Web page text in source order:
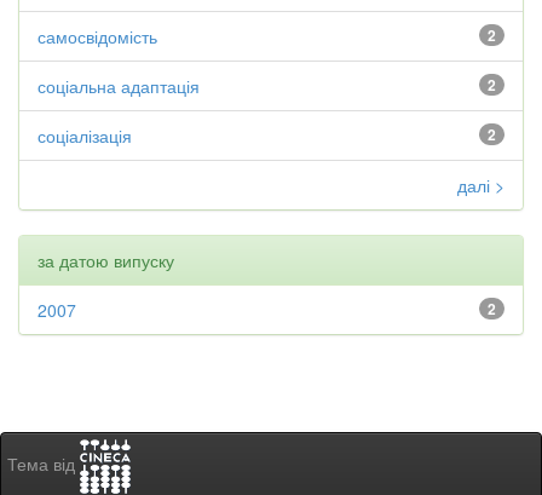
2
самосвідомість
2
соціальна адаптація
2
соціалізація
далі >
за датою випуску
2
2007
Тема від